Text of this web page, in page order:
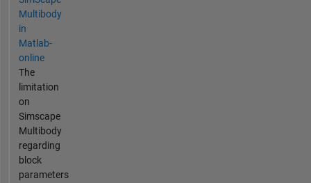
Multibody
in
Matlab-
online
The
limitation
on
Simscape
Multibody
regarding
block
parameters